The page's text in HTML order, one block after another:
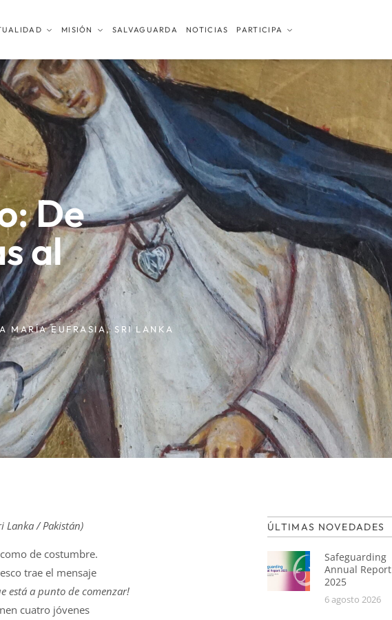
MISIÓN SALVAGUARDA NOTICIAS PARTICIPA
De
al
MARÍA EUFRASIA,SRI LANKA
Lanka / Pakistán)
de costumbre.
trae el mensaje
está a punto de comenzar!
cuatro jóvenes
ÚLTIMAS NOVEDADES
Safeguarding
Annual Report
2025
6 agosto 2026